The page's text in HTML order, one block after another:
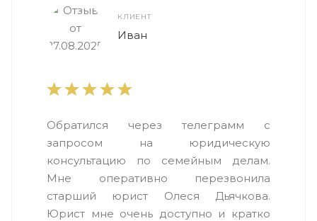
КЛИЕНТ
Иван
Обратился через телеграмм с
запросом на юридическую
консультацию по семейным делам.
Мне оперативно перезвонила
старший юрист Олеся Дьячкова.
Юрист мне очень доступно и кратко